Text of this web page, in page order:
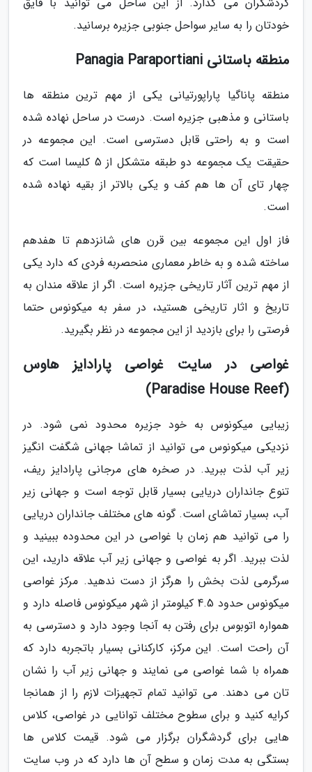
خودتان را به سایر سواحل جنوبی جزیره برسانید.
منطقه باستانی Panagia Paraportiani
منطقه پاناگیا پاراپورتیانی یکی از مهم ترین منطقه ها
باستانی و مذهبی جزیره است. درست در ساحل نهاده شده
است و به راحتی قابل دسترسی است. این مجموعه در
حقیقت یک مجموعه دو طبقه متشکل از 5 کلیسا است که
چهار تای آن ها هم کف و یکی بالاتر از بقیه نهاده شده
است.
فاز اول این مجموعه بین قرن های شانزدهم تا هفدهم
ساخته شده و به خاطر معماری منحصربه فردی که دارد یکی
از مهم ترین آثار تاریخی جزیره است. اگر از علاقه مندان به
تاریخ و اثار تاریخی هستید، در سفر به میکونوس حتما
فرصتی را برای بازدید از این مجموعه در نظر بگیرید.
غواصی در سایت غواصی پارادایز هاوس
(Paradise House Reef)
زیبایی میکونوس به خود جزیره محدود نمی شود. در
نزدیکی میکونوس می توانید از تماشا جهانی شگفت انگیز
زیر آب لذت ببرید. در صخره های مرجانی پارادایز ریف،
تنوع جانداران دریایی بسیار قابل توجه است و جهانی زیر
آب، بسیار تماشای است. گونه های مختلف جانداران دریایی
را می توانید هم زمان با غواصی در این محدوده ببینید و
لذت ببرید. اگر به غواصی و جهانی زیر آب علاقه دارید، این
سرگرمی لذت بخش را هرگز از دست ندهید. مرکز غواصی
میکونوس حدود 4.5 کیلومتر از شهر میکونوس فاصله دارد و
همواره اتوبوس برای رفتن به آنجا وجود دارد و دسترسی به
آن راحت است. این مرکز، کارکنانی بسیار باتجربه دارد که
همراه با شما غواصی می نمایند و جهانی زیر آب را نشان
تان می دهند. می توانید تمام تجهیزات لازم را از همانجا
کرایه کنید و برای سطوح مختلف توانایی در غواصی، کلاس
هایی برای گردشگران برگزار می شود. قیمت کلاس ها
بستگی به مدت زمان و سطح آن ها دارد که در وب سایت